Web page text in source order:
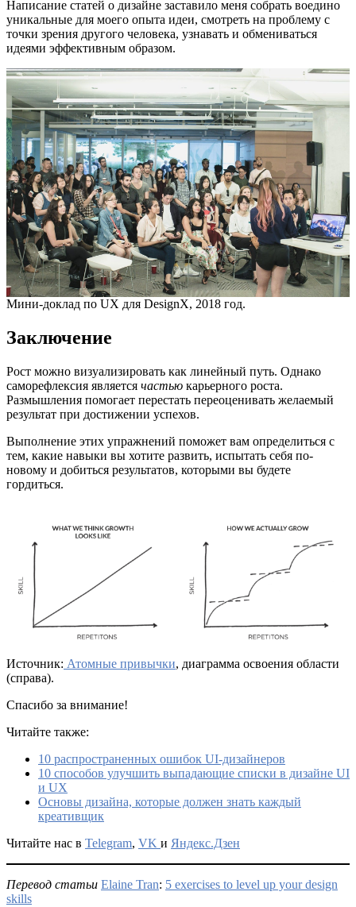
Написание статей о дизайне заставило меня собрать воедино
уникальные для моего опыта идеи, смотреть на проблему с
точки зрения другого человека, узнавать и обмениваться
идеями эффективным образом.
Мини-доклад по UX для DesignX, 2018 год.
Заключение
Рост можно визуализировать как линейный путь. Однако
саморефлексия является частью карьерного роста.
Размышления помогает перестать переоценивать желаемый
результат при достижении успехов.
Выполнение этих упражнений поможет вам определиться с
тем, какие навыки вы хотите развить, испытать себя по-
новому и добиться результатов, которыми вы будете
гордиться.
Источник: Атомные привычки, диаграмма освоения области
(справа).
Спасибо за внимание!
Читайте также:
10 распространенных ошибок UI-дизайнеров
10 способов улучшить выпадающие списки в дизайне UI
и UX
Основы дизайна, которые должен знать каждый
креативщик
Читайте нас в Telegram, VK и Яндекс.Дзен
Перевод статьи Elaine Tran: 5 exercises to level up your design
skills